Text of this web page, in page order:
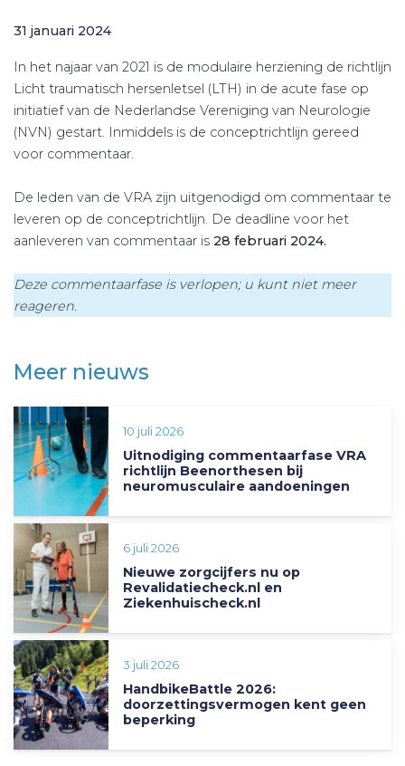
31 januari 2024
In het najaar van 2021 is de modulaire herziening de richtlijn
Licht traumatisch hersenletsel (LTH) in de acute fase op
initiatief van de Nederlandse Vereniging van Neurologie
(NVN) gestart. Inmiddels is de conceptrichtlijn gereed
voor commentaar.
De leden van de VRA zijn uitgenodigd om commentaar te
leveren op de conceptrichtlijn. De deadline voor het
aanleveren van commentaar is 28 februari 2024.
Deze commentaarfase is verlopen; u kunt niet meer
reageren.
Meer nieuws
10 juli 2026
Uitnodiging commentaarfase VRA
richtlijn Beenorthesen bij
neuromusculaire aandoeningen
6 juli 2026
Nieuwe zorgcijfers nu op
Revalidatiecheck.nl en
Ziekenhuischeck.nl
3 juli 2026
HandbikeBattle 2026:
doorzettingsvermogen kent geen
beperking